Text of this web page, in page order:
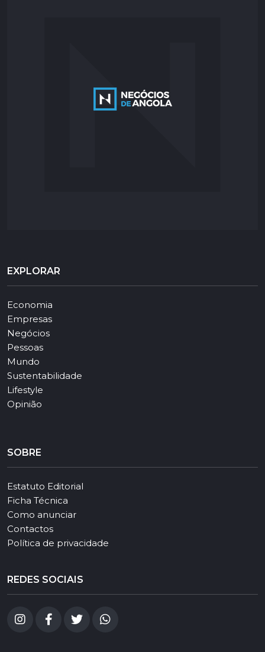
EXPLORAR
Economia
Empresas
Negócios
Pessoas
Mundo
Sustentabilidade
Lifestyle
Opinião
SOBRE
Estatuto Editorial
Ficha Técnica
Como anunciar
Contactos
Política de privacidade
REDES SOCIAIS